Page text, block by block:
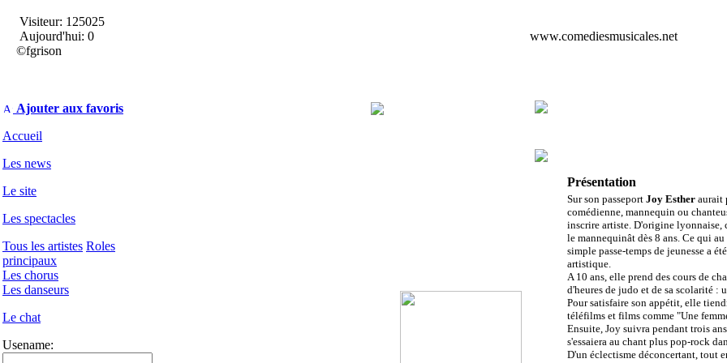
Visiteur: 125025
Aujourd'hui: 0
©fgrison
www.comediesmusicales.net
Ajouter aux favoris
Accueil
Les news
Le site
Les spectacles
Tous les artistes Roles
principaux
Les chorus
Les danseurs
Le chat
Usename:
Présentation
Sur son passeport Joy Esther aurait
comédienne, mannequin ou
inscrire artiste. D'origine lyonnaise,
le mannequinât dès 8 ans. Ce qui
simple passe-temps de jeunesse a
artistique.
A 10 ans, elle prend des cours de
d'heures de judo et de sa scolarité
Pour satisfaire son appétit, elle
téléfilms et films comme "Une
Ensuite, Joy suivra pendant trois
s'essaiera au chant plus pop-rock
D'un éclectisme déconcertant, tout